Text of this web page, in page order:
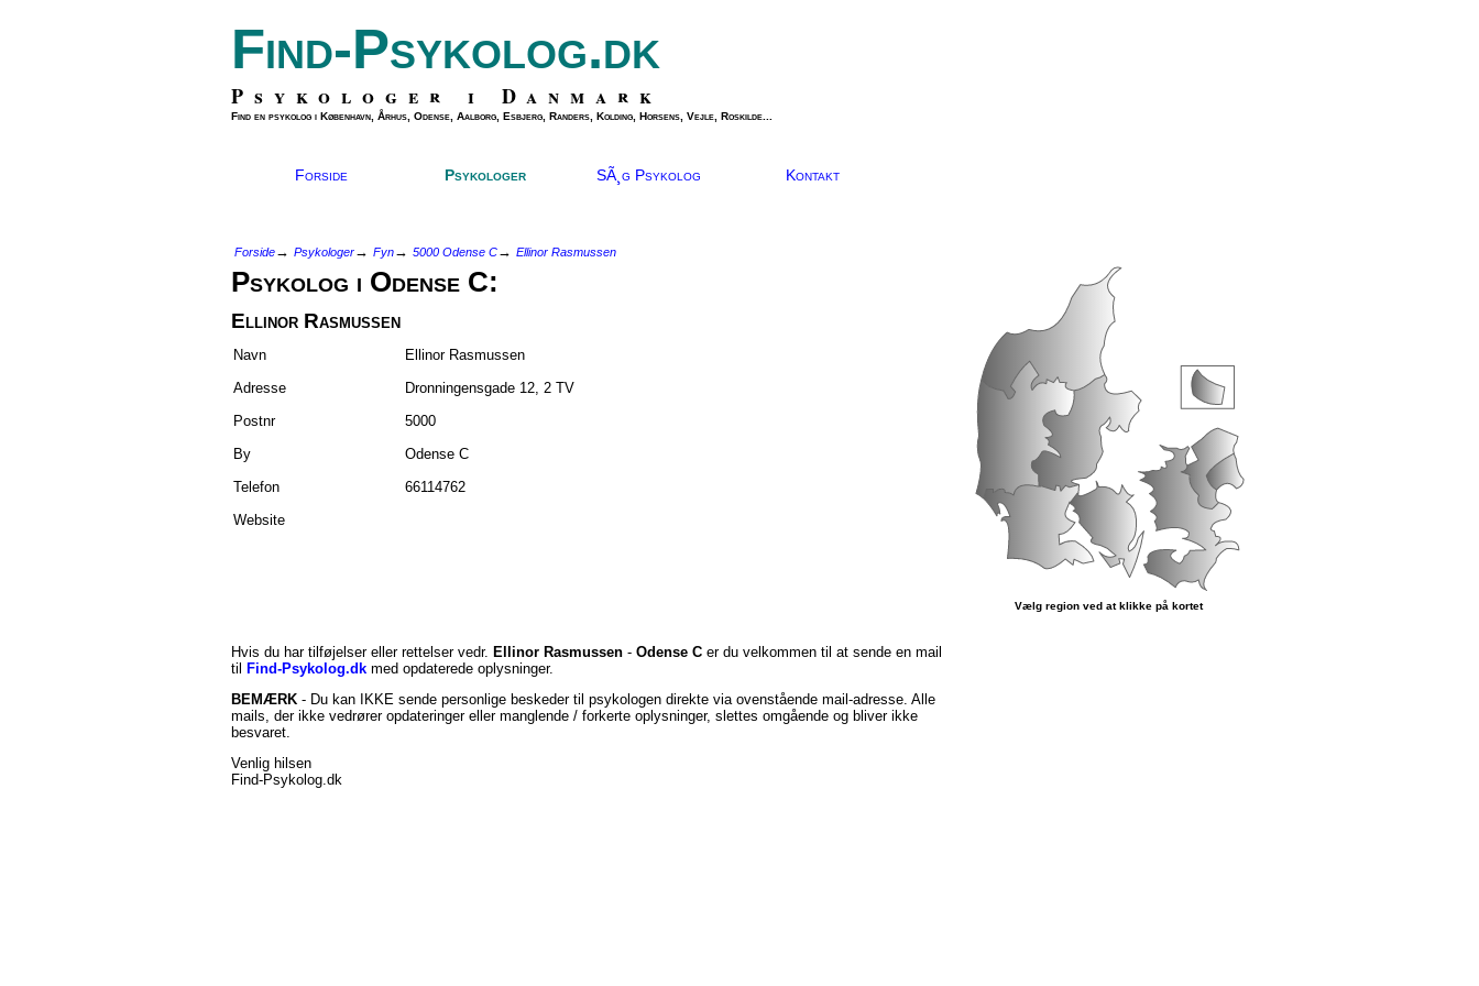
Find-Psykolog.dk
Psykologer i Danmark
Find en psykolog i København, Århus, Odense, Aalborg, Esbjerg, Randers, Kolding, Horsens, Vejle, Roskilde...
Forside Psykologer SÃ¸g Psykolog Kontakt
Forside→ Psykologer→ Fyn→ 5000 Odense C→ Ellinor Rasmussen
Psykolog i Odense C:
Ellinor Rasmussen
Navn
Ellinor Rasmussen
Adresse
Dronningensgade 12, 2 TV
Postnr
5000
By
Odense C
Telefon
66114762
Website
Hvis du har tilføjelser eller rettelser vedr. Ellinor Rasmussen - Odense C er du velkommen til at sende en mail
til
Find-Psykolog.dk med opdaterede oplysninger.
BEMÆRK - Du kan IKKE sende personlige beskeder til psykologen direkte via ovenstående mail-adresse. Alle
mails, der ikke vedrører opdateringer eller manglende / forkerte oplysninger, slettes omgående og bliver ikke
besvaret.
Venlig hilsen
Find-Psykolog.dk
Vælg region ved at klikke på kortet